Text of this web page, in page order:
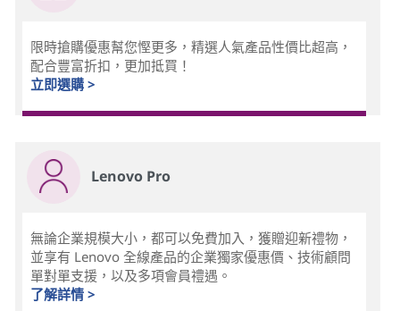
限時搶購優惠幫您慳更多，精選人氣產品性價比超高，
配合豐富折扣，更加抵買！
立即選購 >
Lenovo Pro
無論企業規模大小，都可以免費加入，獲贈迎新禮物，
並享有 Lenovo 全線產品的企業獨家優惠價、技術顧問
單對單支援，以及多項會員禮遇。
了解詳情 >